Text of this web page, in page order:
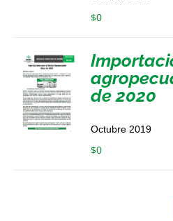
$0
de 2020
Octubre 2019
$0